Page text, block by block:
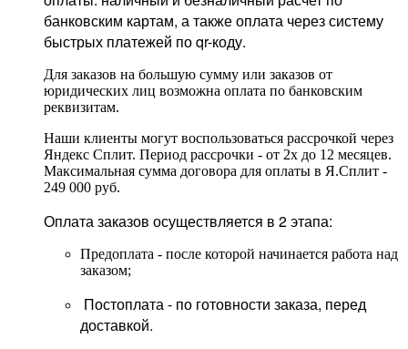
банковским картам, а также оплата через систему
быстрых платежей по qr-коду.
Для заказов на большую сумму или заказов от
юридических лиц возможна оплата по банковским
реквизитам.
Наши клиенты могут воспользоваться рассрочкой через
Яндекс Сплит. Период рассрочки - от 2х до 12 месяцев.
Максимальная сумма договора для оплаты в Я.Сплит -
249 000 руб.
Оплата заказов осуществляется в 2 этапа:
Предоплата - после которой начинается работа над
заказом;
Постоплата - по готовности заказа, перед
доставкой.